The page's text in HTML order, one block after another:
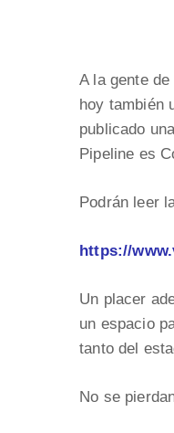
A la gente de
hoy también
publicado
Pipeline es
Podrán leer
https://
Un placer
un espacio
tanto del
No se